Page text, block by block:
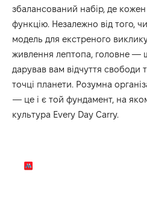
збалансований набір, де
функцію. Незалежно від того,
модель для екстреного
живлення лептопа, головне —
дарував вам відчуття свободи
точці планети. Розумна
— це і є той фундамент, на
культура Every Day Carry.